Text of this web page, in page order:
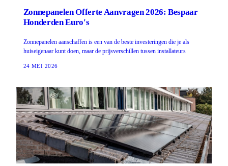
Zonnepanelen Offerte Aanvragen 2026: Bespaar
Honderden Euro's
Zonnepanelen aanschaffen is een van de beste investeringen die je als
huiseigenaar kunt doen, maar de prijsverschillen tussen installateurs
24 MEI 2026